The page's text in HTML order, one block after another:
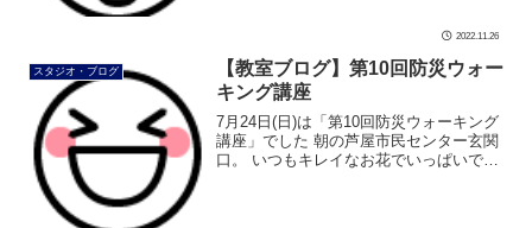
2022.11.26
スタジオ・ブログ
【教室ブログ】第10回防災ウォー
キング講座
7月24日(日)は「第10回防災ウォーキング
講座」でした 朝の芦屋市民センター玄関
口。 いつもキレイなお花でいっぱいです